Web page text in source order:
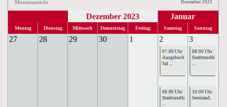
Monatsansicht Dezember 2023
Dezember 2023 Januar
Montag Dienstag Mittwoch Donnerstag Freitag Samstag Sonntag
27 28 29 30 1 2 3
07:00 Uhr
Ausgebucht:
Sal ...
08:00 Uhr
Stadtrundfahrte
...
08:00 Uhr
Stadtrundfahrte
...
10:00 Uhr
Seenland..